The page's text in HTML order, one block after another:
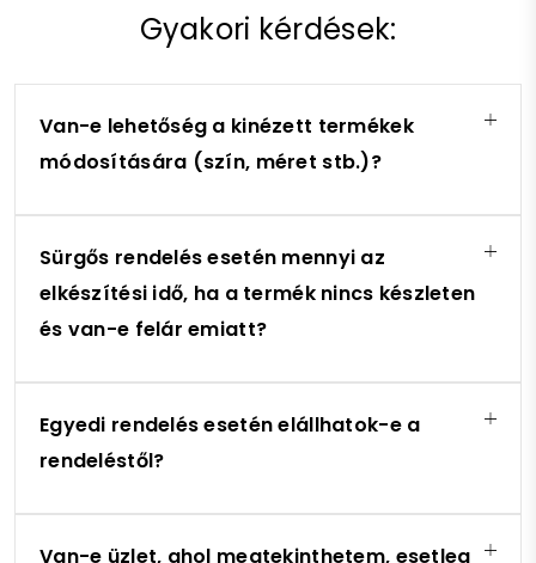
Gyakori kérdések:
Van-e lehetőség a kinézett termékek
módosítására (szín, méret stb.)?
Sürgős rendelés esetén mennyi az
elkészítési idő, ha a termék nincs készleten
és van-e felár emiatt?
Egyedi rendelés esetén elállhatok-e a
rendeléstől?
Van-e üzlet, ahol megtekinthetem, esetleg